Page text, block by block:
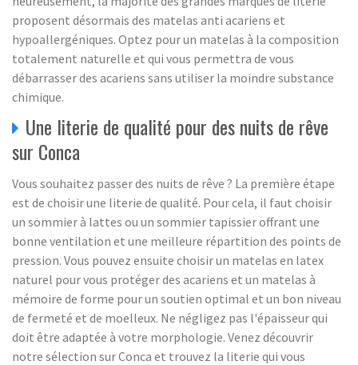
proposent désormais des matelas anti acariens et
hypoallergéniques. Optez pour un matelas à la composition
totalement naturelle et qui vous permettra de vous
débarrasser des acariens sans utiliser la moindre substance
chimique.
Une literie de qualité pour des nuits de rêve
sur Conca
Vous souhaitez passer des nuits de rêve ? La première étape
est de choisir une literie de qualité. Pour cela, il faut choisir
un sommier à lattes ou un sommier tapissier offrant une
bonne ventilation et une meilleure répartition des points de
pression. Vous pouvez ensuite choisir un matelas en latex
naturel pour vous protéger des acariens et un matelas à
mémoire de forme pour un soutien optimal et un bon niveau
de fermeté et de moelleux. Ne négligez pas l'épaisseur qui
doit être adaptée à votre morphologie. Venez découvrir
notre sélection sur Conca et trouvez la literie qui vous